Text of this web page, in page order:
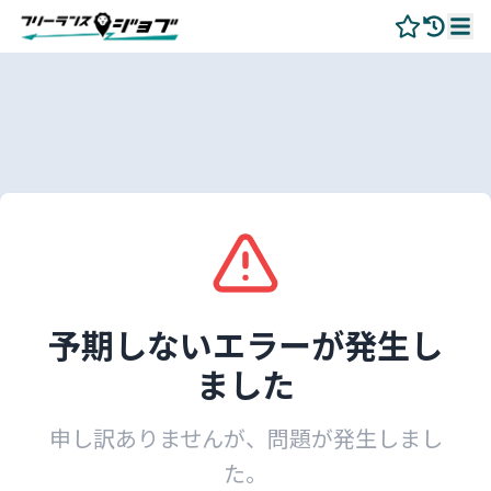
予期しないエラーが発生し
ました
申し訳ありませんが、問題が発生しまし
た。